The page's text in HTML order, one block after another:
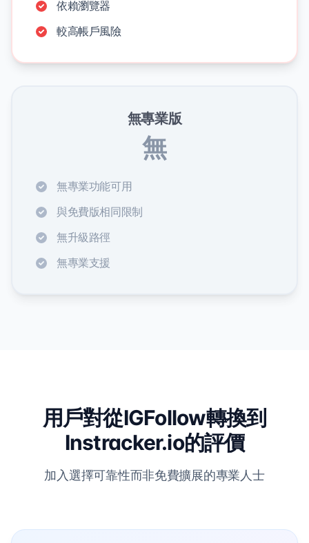
依賴瀏覽器
較高帳戶風險
無專業版
無
無專業功能可用
與免費版相同限制
無升級路徑
無專業支援
用戶對從IGFollow轉換到
Instracker.io的評價
加入選擇可靠性而非免費擴展的專業人士